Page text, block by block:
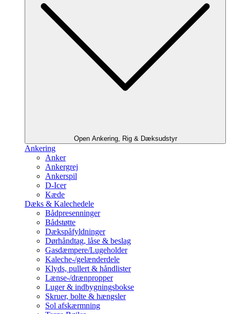
Open Ankering, Rig & Dæksudstyr
Ankering
Anker
Ankergrej
Ankerspil
D-Icer
Kæde
Dæks & Kalechedele
Bådpresenninger
Bådstøtte
Dækspåfyldninger
Dørhåndtag, låse & beslag
Gasdæmpere/Lugeholder
Kaleche-/gelænderdele
Klyds, pullert & håndlister
Lænse-/drænpropper
Luger & indbygningsbokse
Skruer, bolte & hængsler
Sol afskærmning